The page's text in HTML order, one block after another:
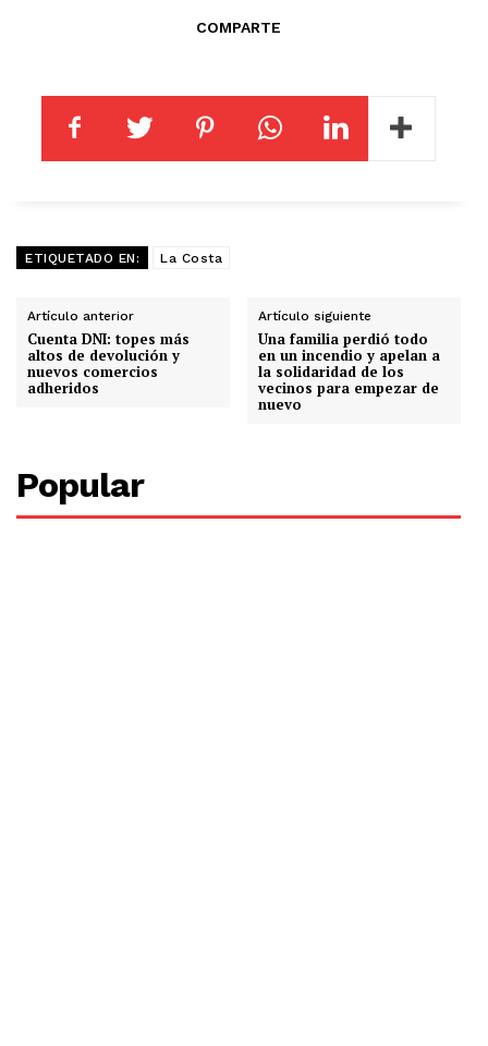
COMPARTE
ETIQUETADO EN: La Costa
Artículo anterior
Cuenta DNI: topes más
altos de devolución y
nuevos comercios
adheridos
Artículo siguiente
Una familia perdió todo
en un incendio y apelan a
la solidaridad de los
vecinos para empezar de
nuevo
Popular